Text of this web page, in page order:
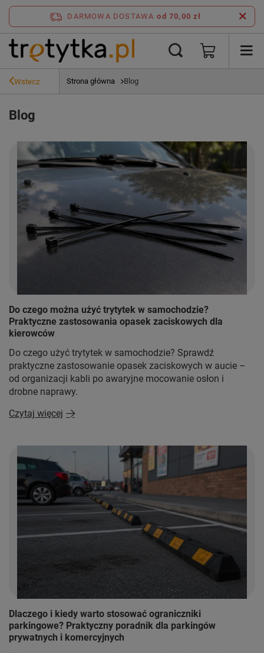
DARMOWA DOSTAWA od 70,00 zł
Wstecz Strona główna Blog
Blog
Do czego można użyć trytytek w samochodzie?
Praktyczne zastosowania opasek zaciskowych dla
kierowców
Do czego użyć trytytek w samochodzie? Sprawdź
praktyczne zastosowanie opasek zaciskowych w aucie –
od organizacji kabli po awaryjne mocowanie osłon i
drobne naprawy.
Czytaj więcej
Dlaczego i kiedy warto stosować ograniczniki
parkingowe? Praktyczny poradnik dla parkingów
prywatnych i komercyjnych